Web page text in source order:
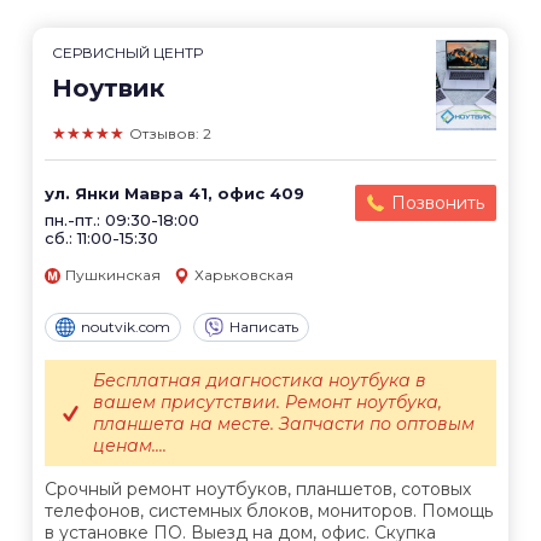
СЕРВИСНЫЙ ЦЕНТР
Ноутвик
★★★★★ Отзывов: 2
ул. Янки Мавра 41, офис 409
пн.-пт.: 09:30-18:00
сб.: 11:00-15:30
Позвонить
Пушкинская Харьковская
noutvik.com Написать
Срочный ремонт ноутбуков, планшетов, сотовых
телефонов, системных блоков, мониторов. Помощь
в установке ПО. Выезд на дом, офис. Скупка
Бесплатная диагностика ноутбука в
вашем присутствии. Ремонт ноутбука,
планшета на месте. Запчасти по оптовым
ценам....